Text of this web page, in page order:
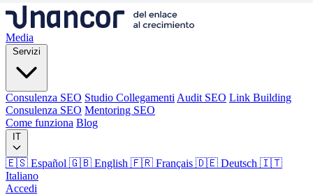
Media
Servizi
Consulenza SEO Studio Collegamenti Audit SEO Link Building
Consulenza SEO Mentoring SEO
Come funziona Blog
IT
🇪🇸 Español 🇬🇧 English 🇫🇷 Français 🇩🇪 Deutsch 🇮🇹
Italiano
Accedi